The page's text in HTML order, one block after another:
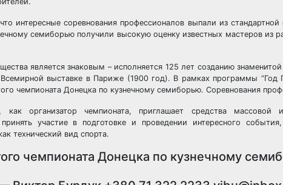
интересные соревнования профессионалов выпали из
семиборью получили высокую оценку известных мастеров из
является знаковым – исполняется 125 лет созданию
выставке в Париже (1900 год). В рамках программы “Год
чемпионата Донецка по кузнечному семиборью. Соревнования
как организатор чемпионата, приглашает средства
принять участие в подготовке и проведении интересного
технический вид спорта.
чемпионата Донецка по кузнечному